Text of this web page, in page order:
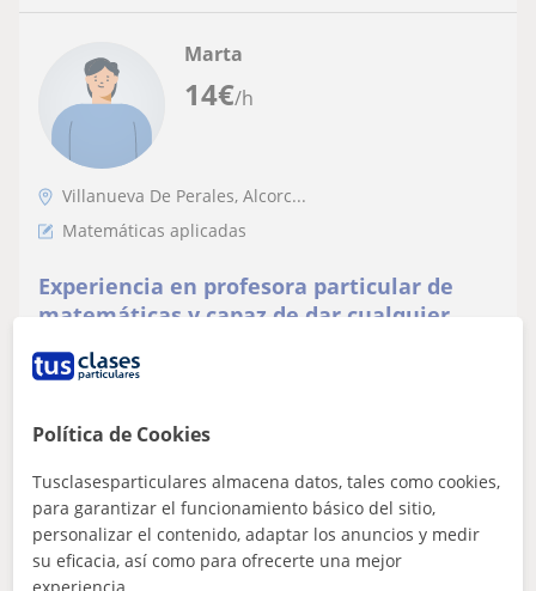
14€/h
Marta
Villanueva De Perales, Alcorc...
Matemáticas aplicadas
Experiencia en profesora particular de
matemáticas y capaz de dar cualquier
Clases particulares totalmente personalizadas para tu
hijo/a con una persona muy responsable, organizada
ver más Contactar
Política de Cookies
Tusclasesparticulares almacena datos, tales como cookies,
para garantizar el funcionamiento básico del sitio,
personalizar el contenido, adaptar los anuncios y medir
su eficacia, así como para ofrecerte una mejor
experiencia.